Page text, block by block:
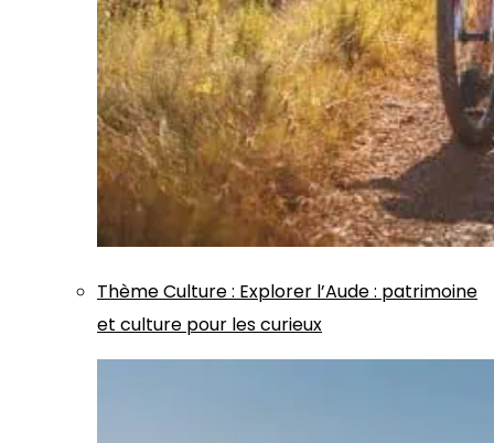
ThèmeCulture: Explorer l’Aude : patrimoine
et culture pour les curieux